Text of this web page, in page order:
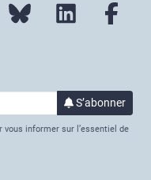
Bluesky LinkedIn
S’abonnerà la
vous informer sur l’essentiel de